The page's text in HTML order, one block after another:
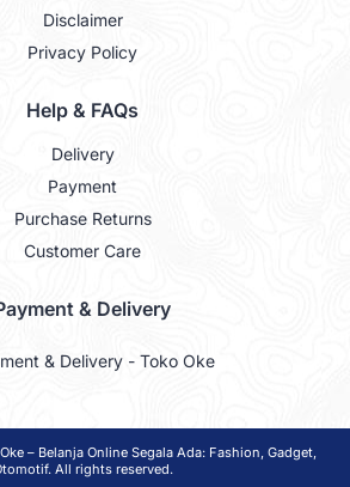
Disclaimer
Privacy Policy
Help & FAQs
Delivery
Payment
Purchase Returns
Customer Care
& Delivery
– Belanja Online Segala Ada: Fashion, Gadget,
. All rights reserved.